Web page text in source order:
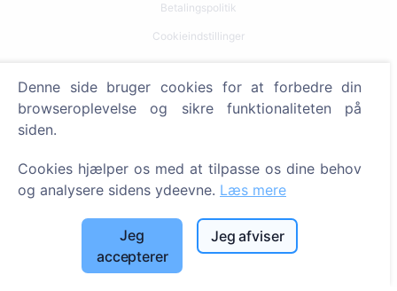
Betalingspolitik
Cookieindstillinger
Søg efter afdøde
Tjenester
Kontakt
SIA "CEMETY", LV40103618951
Denne side bruger cookies for at forbedre din
browseroplevelse og sikre funktionaliteten på
siden.
Cookies hjælper os med at tilpasse os dine behov
og analysere sidens ydeevne. Læs mere
Jeg
accepterer
Jeg afviser